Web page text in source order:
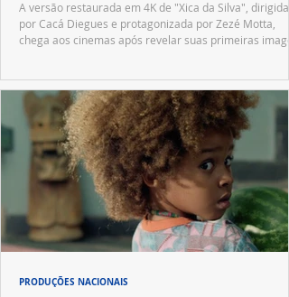
A versão restaurada em 4K de "Xica da Silva", dirigida
por Cacá Diegues e protagonizada por Zezé Motta,
chega aos cinemas após revelar suas primeiras
PRODUÇÕES NACIONAIS